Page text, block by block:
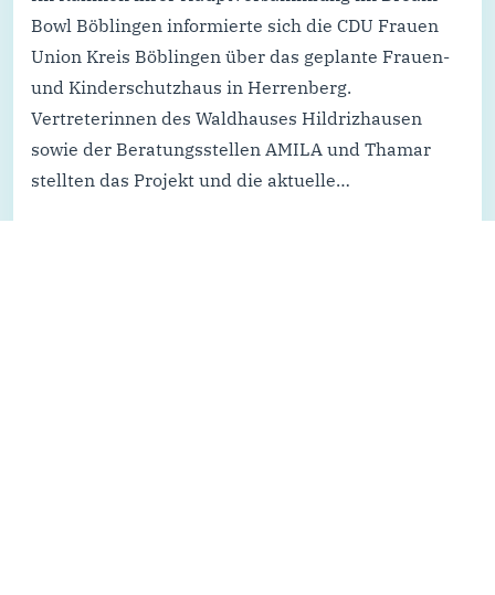
Bowl Böblingen informierte sich die CDU Frauen
Union Kreis Böblingen über das geplante Frauen-
und Kinderschutzhaus in Herrenberg.
Vertreterinnen des Waldhauses Hildrizhausen
sowie der Beratungsstellen AMILA und Thamar
stellten das Projekt und die aktuelle…